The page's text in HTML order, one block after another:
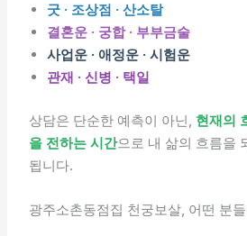
굿 · 조상점 · 산소탈
결혼운 · 궁합 · 부부금술
사업운 · 애정운 · 시험운
관재 · 신병 · 택일
상담은 단순한 예측이 아닌, 현재의
을 전하는 시간으로 내 삶의 흐름을
됩니다.
광주소촌동점집 천궁보살, 어떤 분